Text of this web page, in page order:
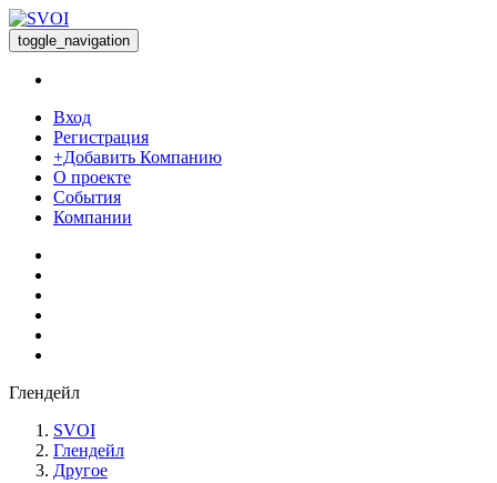
toggle_navigation
Вход
Регистрация
+Добавить Компанию
О проекте
События
Компании
Глендейл
SVOI
Глендейл
Другое